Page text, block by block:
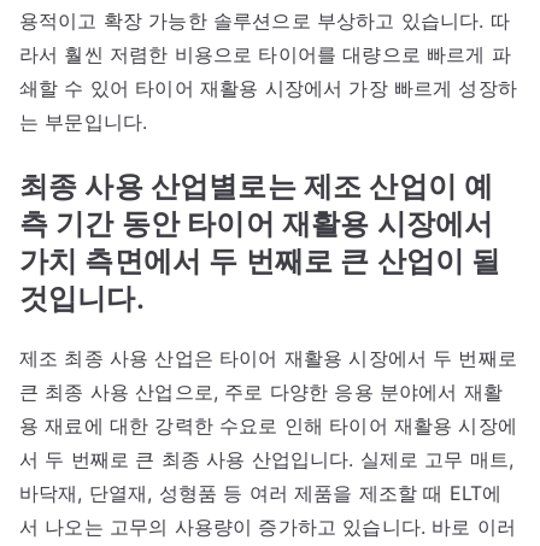
용적이고 확장 가능한 솔루션으로 부상하고 있습니다. 따
라서 훨씬 저렴한 비용으로 타이어를 대량으로 빠르게 파
쇄할 수 있어 타이어 재활용 시장에서 가장 빠르게 성장하
는 부문입니다.
최종 사용 산업별로는 제조 산업이 예
측 기간 동안 타이어 재활용 시장에서
가치 측면에서 두 번째로 큰 산업이 될
것입니다.
제조 최종 사용 산업은 타이어 재활용 시장에서 두 번째로
큰 최종 사용 산업으로, 주로 다양한 응용 분야에서 재활
용 재료에 대한 강력한 수요로 인해 타이어 재활용 시장에
서 두 번째로 큰 최종 사용 산업입니다. 실제로 고무 매트,
바닥재, 단열재, 성형품 등 여러 제품을 제조할 때 ELT에
서 나오는 고무의 사용량이 증가하고 있습니다. 바로 이러